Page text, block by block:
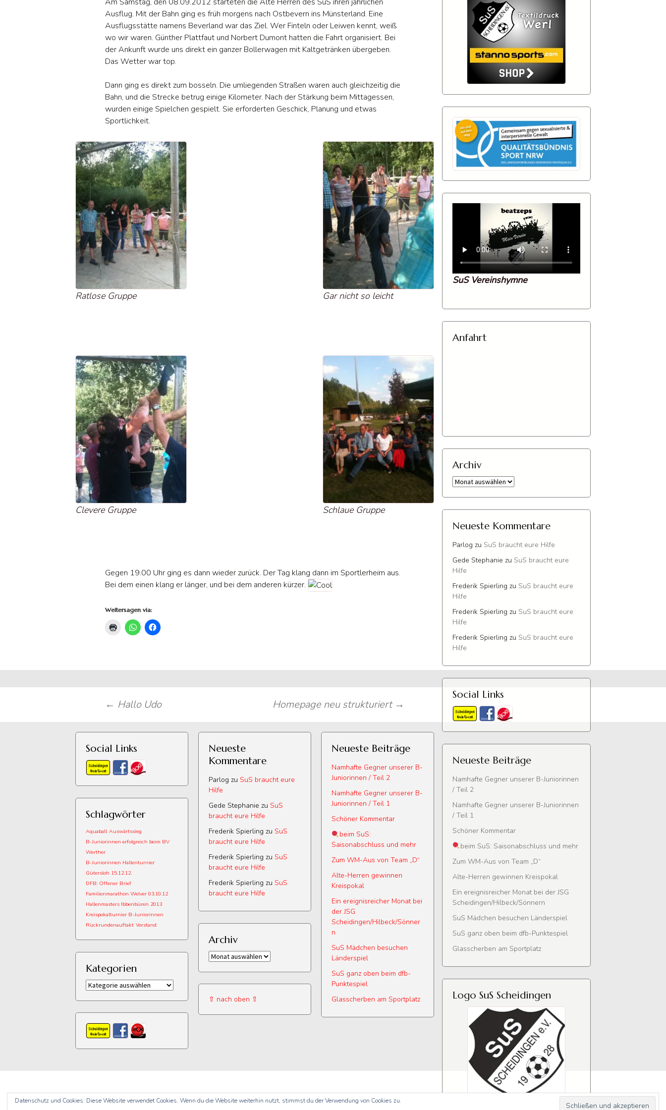
Jugend
A – Jugend
B – Jugend
C-Jugend Aktuell
D – Jugend
D-Jugend Aktuell
E – Jugend
E – Jugend
Aktuell
G – Jugend
G-Jugend Aktuell
Damen
Damen Aktuell
Alte Herren
Alte Herren
Aktuell
Tischtennis
Tischtennis
Trainigszeiten
Prinzessinnen
seit 1947
Allg. Mitteilung
Historie der
Jugend
Historie der
Damen
Historie der
Trainer des SuS
Zeitstrahl
Login
Ausflug. Mit der Bahn ging es früh morgens nach Ostbevern ins Münsterland. Eine
Ausflugsstätte namens Beverland war das Ziel. Wer Finteln oder Leiwen kennt, weiß
wo wir waren. Günther Plattfaut und Norbert Dumont hatten die Fahrt organisiert. Bei
der Ankunft wurde uns direkt ein ganzer Bollerwagen mit Kaltgetränken übergeben.
Das Wetter war top.
Dann ging es direkt zum bosseln. Die umliegenden Straßen waren auch gleichzeitig die
Bahn, und die Strecke betrug einige Kilometer. Nach der Stärkung beim Mittagessen,
wurden einige Spielchen gespielt. Sie erforderten Geschick, Planung und etwas
Sportlichkeit.
Ratlose Gruppe Gar nicht so leicht
Clevere Gruppe Schlaue Gruppe
Gegen 19.00 Uhr ging es dann wieder zurück. Der Tag klang dann im Sportlerheim aus.
Bei dem einen klang er länger, und bei dem anderen kürzer.
Weitersagen via:
Beitragsnavigation
← Hallo Udo Homepage neu strukturiert →
SuS Vereinshymne
Anfahrt
Archiv
Archiv
Neueste Kommentare
Parlog zu SuS braucht eure Hilfe
Gede Stephanie zu SuS braucht eure
Hilfe
Frederik Spierling zu SuS braucht eure
Hilfe
Frederik Spierling zu SuS braucht eure
Hilfe
Frederik Spierling zu SuS braucht eure
Hilfe
Social Links
Neueste Beiträge
Namhafte Gegner unserer B-Juniorinnen
/ Teil 2
Namhafte Gegner unserer B-Juniorinnen
/ Teil 1
Schöner Kommentar
beim SuS: Saisonabschluss und mehr
Zum WM-Aus von Team „D“
Alte-Herren gewinnen Kreispokal
Ein ereignisreicher Monat bei der JSG
Scheidingen/Hilbeck/Sönnern
SuS Mädchen besuchen Länderspiel
SuS ganz oben beim dfb-Punktespiel
Glasscherben am Sportplatz
Logo SuS Scheidingen
Social Links
Neueste
Kommentare
Parlog zu SuS braucht eure
Hilfe
Gede Stephanie zu SuS
braucht eure Hilfe
Frederik Spierling zu SuS
braucht eure Hilfe
Frederik Spierling zu SuS
braucht eure Hilfe
Frederik Spierling zu SuS
braucht eure Hilfe
Neueste Beiträge
Namhafte Gegner unserer B-
Juniorinnen / Teil 2
Namhafte Gegner unserer B-
Juniorinnen / Teil 1
Schöner Kommentar
beim SuS:
Saisonabschluss und mehr
Zum WM-Aus von Team „D“
Alte-Herren gewinnen
Kreispokal
Ein ereignisreicher Monat bei
der JSG
Scheidingen/Hilbeck/Sönner
n
SuS Mädchen besuchen
Länderspiel
SuS ganz oben beim dfb-
Punktespiel
Glasscherben am Sportplatz
Schlagwörter
Aquaball Auswärtssieg
B-Juniorinnen erfolgreich beim BV
Werther
B-Juniorinnen Hallenturnier
Gütersloh 15.12.12.
DFB: Offener Brief
Familienmarathon Welver 03.10.12
Hallenmasters Ibbenbüren 2013
Kreispokalturnier B-Juniorinnen
Rückrundenauftakt Vorstand
Archiv
Archiv
Kategorien
Kategorien
⇧ nach oben ⇧
Datenschutz und Cookies: Diese Website verwendet Cookies. Wenn du die Website weiterhin nutzt, stimmst du der Verwendung von Cookies zu.